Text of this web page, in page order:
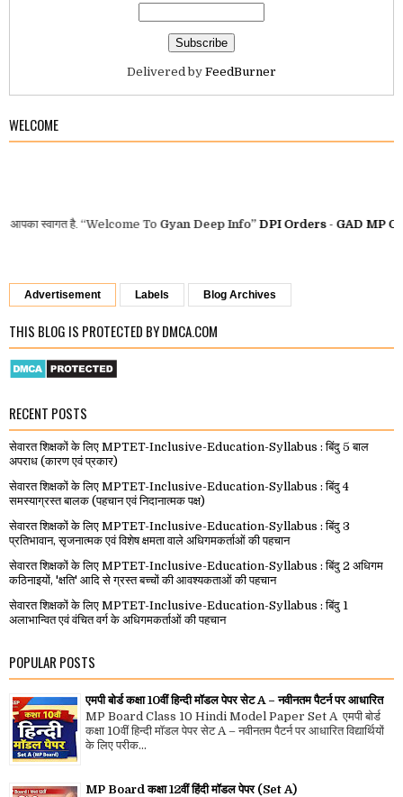
Delivered by FeedBurner
WELCOME
है. “Welcome ToGyan Deep Info”DPI Orders-GAD MP Orders-MP
Advertisement Labels Blog Archives
THIS BLOG IS PROTECTED BY DMCA.COM
RECENT POSTS
सेवारत शिक्षकों के लिए MPTET-Inclusive-Education-Syllabus : बिंदु 5 बाल
अपराध (कारण एवं प्रकार)
सेवारत शिक्षकों के लिए MPTET-Inclusive-Education-Syllabus : बिंदु 4
समस्याग्रस्त बालक (पहचान एवं निदानात्मक पक्ष)
सेवारत शिक्षकों के लिए MPTET-Inclusive-Education-Syllabus : बिंदु 3
प्रतिभावान, सृजनात्मक एवं विशेष क्षमता वाले अधिगमकर्ताओं की पहचान
सेवारत शिक्षकों के लिए MPTET-Inclusive-Education-Syllabus : बिंदु 2 अधिगम
कठिनाइयों, 'क्षति' आदि से ग्रस्त बच्चों की आवश्यकताओं की पहचान
सेवारत शिक्षकों के लिए MPTET-Inclusive-Education-Syllabus : बिंदु 1
अलाभान्वित एवं वंचित वर्ग के अधिगमकर्ताओं की पहचान
POPULAR POSTS
एमपी बोर्ड कक्षा 10वीं हिन्दी मॉडल पेपर सेट A – नवीनतम पैटर्न पर आधारित
MP Board Class 10 Hindi Model Paper Set A एमपी बोर्ड
कक्षा 10वीं हिन्दी मॉडल पेपर सेट A – नवीनतम पैटर्न पर आधारित विद्यार्थियों
के लिए परीक...
MP Board कक्षा 12वीं हिंदी मॉडल पेपर (Set A)